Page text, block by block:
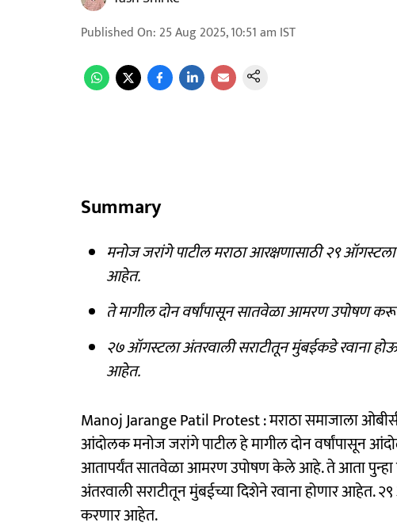
Published On: 25 Aug 2025, 10:51 am IST
Summary
मनोज जरांगे पाटील मराठा आरक्षणासाठी २९
आहेत.
ते मागील दोन वर्षांपासून सातवेळा आमरण उपोषण
२७ ऑगस्टला अंतरवाली सराटीतून मुंबईकडे रवाना
आहेत.
Manoj Jarange Patil Protest : मराठा समाजाला
आंदोलक मनोज जरांगे पाटील हे मागील दोन वर्षांपासून
आतापर्यंत सातवेळा आमरण उपोषण केले आहे. ते आता
अंतरवाली सराटीतून मुंबईच्या दिशेने रवाना होणार आहेत.
करणार आहेत.